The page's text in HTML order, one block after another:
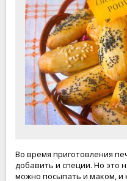
Во время приготовления
добавить и специи. Но это
можно посыпать и маком, и